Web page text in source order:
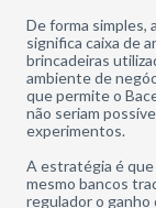
De forma simples,
significa caixa de
brincadeiras
ambiente de
que permite o
não seriam
experimentos.
A estratégia é que
mesmo bancos
regulador o ganho